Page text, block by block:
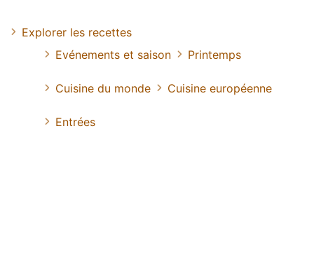
Explorer les recettes
Evénements et saison
Printemps
Cuisine du monde Cuisine européenne
Entrées